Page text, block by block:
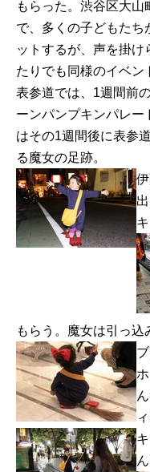
もらった。渋谷区大
で、多くの子どもたち
ットするが、声を掛
たりでも同様のイベン
表参道では、1週間前
ーンパンプキンパレー
はその1週間後に表参
る魔女の足跡。
もらう。魔女は引っ